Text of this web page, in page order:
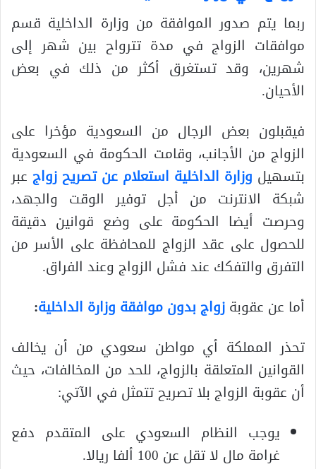
ربما يتم صدور الموافقة من وزارة الداخلية قسم
موافقات الزواج في مدة تترواح بين شهر إلى
شهرين، وقد تستغرق أكثر من ذلك في بعض
الأحيان.
فيقبلون بعض الرجال من السعودية مؤخرا على
الزواج من الأجانب، وقامت الحكومة في السعودية
بتسهيل وزارة الداخلية استعلام عن تصريح زواج عبر
شبكة الانترنت من أجل توفير الوقت والجهد،
وحرصت أيضا الحكومة على وضع قوانين دقيقة
للحصول على عقد الزواج للمحافظة على الأسر من
التفرق والتفكك عند فشل الزواج وعند الفراق.
أما عن عقوبةزواج بدون موافقة وزارة الداخلية:
تحذر المملكة أي مواطن سعودي من أن يخالف
القوانين المتعلقة بالزواج، للحد من المخالفات، حيث
أن عقوبة الزواج بلا تصريح تتمثل في الآتي:
يوجب النظام السعودي على المتقدم دفع
غرامة مال لا تقل عن 100 ألفا ريالا.